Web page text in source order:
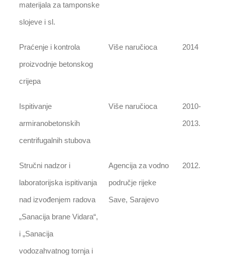
materijala za tamponske
slojeve i sl.
Praćenje i kontrola
proizvodnje betonskog
crijepa
Više naručioca 2014
Ispitivanje
armiranobetonskih
centrifugalnih stubova
Više naručioca
2010-
2013.
Stručni nadzor i
laboratorijska ispitivanja
nad izvođenjem radova
„Sanacija brane Vidara“,
i „Sanacija
vodozahvatnog tornja i
Agencija za vodno
područje rijeke
Save, Sarajevo
2012.